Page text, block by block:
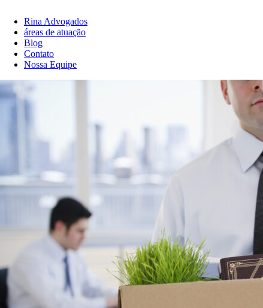
Rina Advogados
áreas de atuação
Blog
Contato
Nossa Equipe